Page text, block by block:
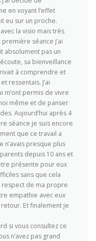
en voyant l’effet
eu sur un proche.
la visio mais très
séance j’ai
absolument pas un
sa bienveillance
à comprendre et
ressentais. J’ai
m’ont permis de vivre
même et de panser
Aujourd’hui après 4
séance je suis encore
que ce travail a
n’avais presque plus
depuis 10 ans et
présente pour eux
sans que cela
respect de ma propre
empathie avec eux
Et finalement je
si vous consultez ce
n’avez pas grand